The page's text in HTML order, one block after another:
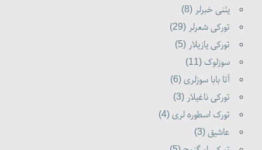
یئنی خبرلر (8)
تورکی شعرلر (29)
تورکی یازیلار (5)
سوزلوک (11)
آتا بابا سوزلری (6)
تورکی ناغیلار (3)
تورک اسطوره لری (4)
عاشیق (3)